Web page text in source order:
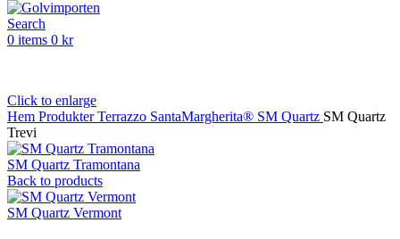
Search
0 items 0 kr
Click to enlarge
Hem ProdukterTerrazzo SantaMargherita® SM Quartz SM Quartz
Trevi
SM Quartz Tramontana
Back to products
SM Quartz Vermont